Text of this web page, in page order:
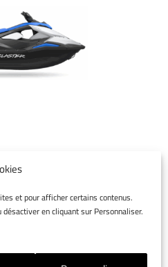
et pour afficher certains contenus.
en cliquant sur Personnaliser.
2025